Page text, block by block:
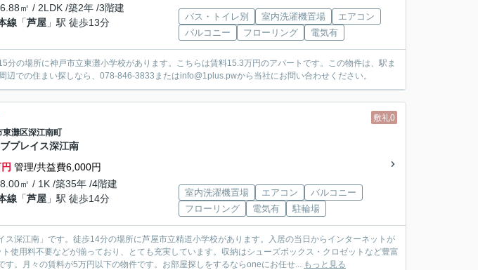
㎡ / 2LDK /築2年 /3階建
線 「芦屋 」駅 徒歩13分
バス・トイレ別 室内洗濯機置場
エアコン
バルコニー
フローリング 電気有
分の場所に神戸市立東灘小学校があります。こちらは賃料15.3万円のアパートです。この物件は、駅ま
辺での住まい探しなら、078-846-3833またはinfo@1plus.pwから当社にお問い合わせください。
敷礼0
東灘区深江南町
プレイス深江南
管理/共益費6,000円
㎡ / 1K /築35年 /4階建
線 「芦屋 」駅 徒歩14分
室内洗濯機置場 エアコン
バルコニー
フローリング
電気有 駐輪場
ス深江南」です。徒歩14分の場所に芦屋市立精道小学校があります。入居の当日からインターネットが
使用料不要などが揃っており、とても充実しています。収納はシューズボックス・クロゼットなど豊富
す。月々の賃料が5万円以下の物件です。お部屋探しをするならoneにお任せ... もっと見る